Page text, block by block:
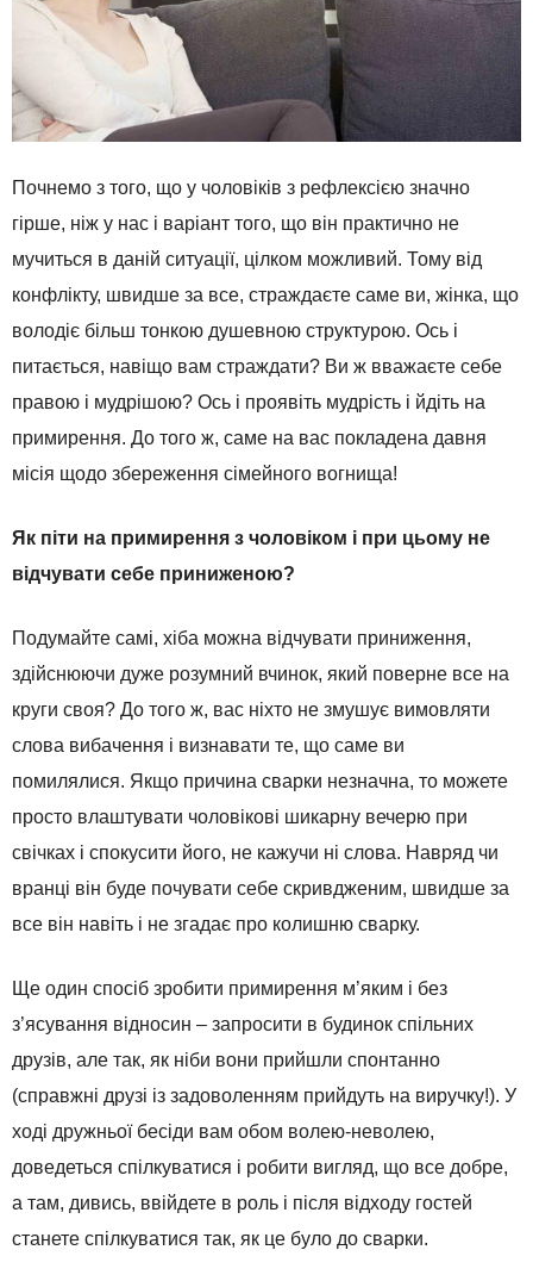
Почнемо з того, що у чоловіків з рефлексією значно
гірше, ніж у нас і варіант того, що він практично не
мучиться в даній ситуації, цілком можливий. Тому від
конфлікту, швидше за все, страждаєте саме ви, жінка, що
володіє більш тонкою душевною структурою. Ось і
питається, навіщо вам страждати? Ви ж вважаєте себе
правою і мудрішою? Ось і проявіть мудрість і йдіть на
примирення. До того ж, саме на вас покладена давня
місія щодо збереження сімейного вогнища!
Як піти на примирення з чоловіком і при цьому не
відчувати себе приниженою?
Подумайте самі, хіба можна відчувати приниження,
здійснюючи дуже розумний вчинок, який поверне все на
круги своя? До того ж, вас ніхто не змушує вимовляти
слова вибачення і визнавати те, що саме ви
помилялися. Якщо причина сварки незначна, то можете
просто влаштувати чоловікові шикарну вечерю при
свічках і спокусити його, не кажучи ні слова. Навряд чи
вранці він буде почувати себе скривдженим, швидше за
все він навіть і не згадає про колишню сварку.
Ще один спосіб зробити примирення м’яким і без
з’ясування відносин – запросити в будинок спільних
друзів, але так, як ніби вони прийшли спонтанно
(справжні друзі із задоволенням прийдуть на виручку!). У
ході дружньої бесіди вам обом волею-неволею,
доведеться спілкуватися і робити вигляд, що все добре,
а там, дивись, ввійдете в роль і після відходу гостей
станете спілкуватися так, як це було до сварки.